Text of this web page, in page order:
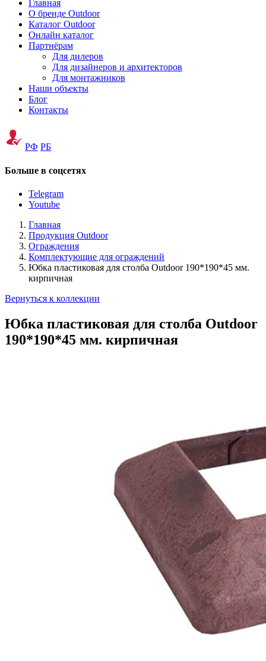
Главная
О бренде Outdoor
Каталог Outdoor
Онлайн каталог
Партнёрам
Для дилеров
Для дизайнеров и архитекторов
Для монтажников
Наши объекты
Блог
Контакты
РФ РБ
Больше в соцсетях
Telegram
Youtube
Главная
Продукция Outdoor
Ограждения
Комплектующие для ограждений
Юбка пластиковая для столба Outdoor 190*190*45 мм.
кирпичная
Вернуться к коллекции
Юбка пластиковая для столба Outdoor
190*190*45 мм. кирпичная